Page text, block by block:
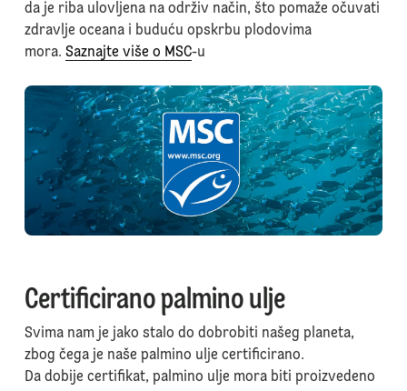
da je riba ulovljena na održiv način, što pomaže očuvati
zdravlje oceana i buduću opskrbu plodovima
mora. Saznajte više o MSC-u
Certificirano palmino ulje
Svima nam je jako stalo do dobrobiti našeg planeta,
zbog čega je naše palmino ulje certificirano.
Da dobije certifikat, palmino ulje mora biti proizvedeno